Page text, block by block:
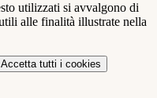
utilizzati si avvalgono di
alle finalità illustrate nella
Accetta tutti i cookies